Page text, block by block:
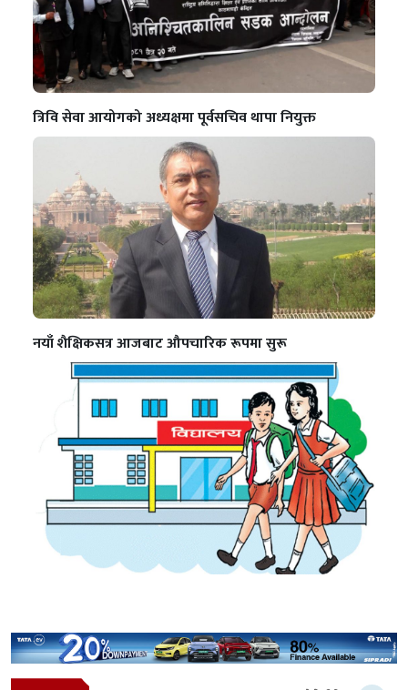
त्रिवि सेवा आयोगको अध्यक्षमा पूर्वसचिव थापा नियुक्त
नयाँ शैक्षिकसत्र आजबाट औपचारिक रूपमा सुरू